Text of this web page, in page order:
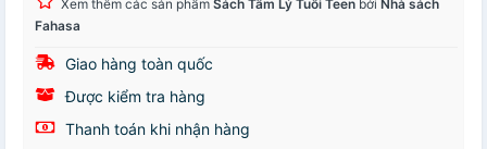
Xem thêm các sản phẩm Sách Tâm Lý Tuổi Teen bởi Nhà sách
Fahasa
Giao hàng toàn quốc
Được kiểm tra hàng
Thanh toán khi nhận hàng